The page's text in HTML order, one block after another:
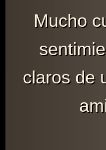
Mucho
claros de